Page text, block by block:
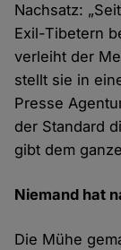
Nachsatz:
Exil-Tibetern
verleiht der
stellt sie in
Presse
der Standard
gibt dem
Niemand hat
Die Mühe